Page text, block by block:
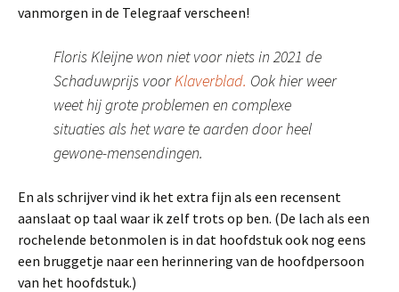
vanmorgen in de Telegraaf verscheen!
Floris Kleijne won niet voor niets in 2021 de
Schaduwprijs voorKlaverblad. Ook hier weer
weet hij grote problemen en complexe
situaties als het ware te aarden door heel
gewone-mensendingen.
En als schrijver vind ik het extra fijn als een recensent
aanslaat op taal waar ik zelf trots op ben. (De lach als een
rochelende betonmolen is in dat hoofdstuk ook nog eens
een bruggetje naar een herinnering van de hoofdpersoon
van het hoofdstuk.)